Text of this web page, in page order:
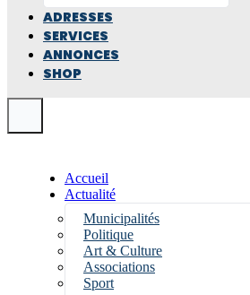
ADRESSES
SERVICES
ANNONCES
SHOP
Accueil
Actualité
Municipalités
Politique
Art & Culture
Associations
Sport